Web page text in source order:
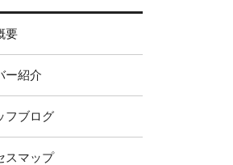
要
ー紹介
フブログ
スマップ